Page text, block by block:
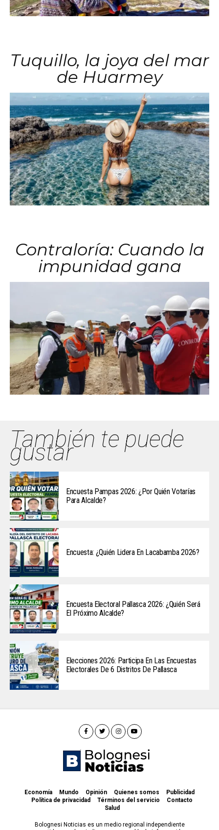
Tuquillo, la joya del mar
de Huarmey
Contraloría: Cuando la
impunidad gana
También te puede
gustar
Encuesta Pampas 2026: ¿Por Quién Votarías
Para Alcalde?
Encuesta: ¿Quién Lidera En Lacabamba 2026?
Encuesta Electoral Pallasca 2026: ¿Quién Será
El Próximo Alcalde?
Elecciones 2026: Participa En Las Encuestas
Electorales De 6 Distritos De Pallasca
Economía Mundo Opinión Quienes somos
Publicidad
Política de privacidad
Términos del servicio
Contacto
Salud
Bolognesi Noticias es un medio regional independiente